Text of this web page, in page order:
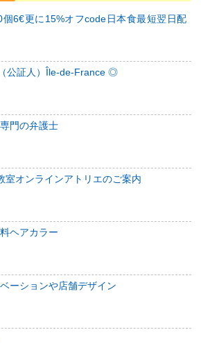
個6€更に15%オフcode日本食最短翌日配
公証人）Île-de-France ◎
門の弁護士
室オンラインアトリエのご案内
ヘアカラー
ーションや店舗デザイン